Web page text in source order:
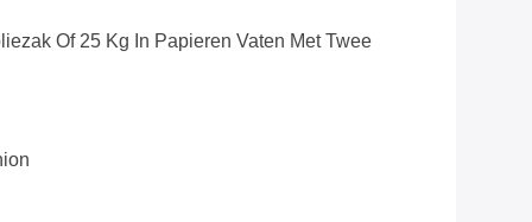
Of 25 Kg In Papieren Vaten Met Twee